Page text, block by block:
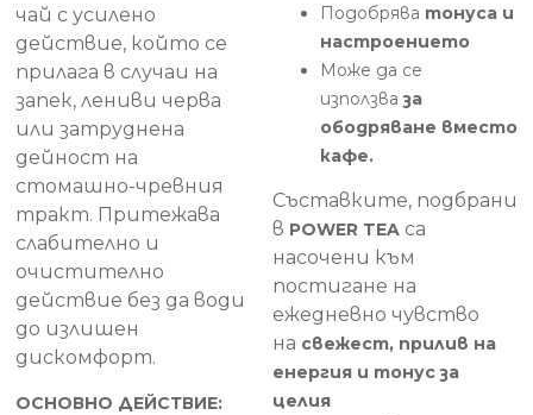
чай с усилено
действие, който се
прилага в случаи на
запек, лениви черва
или затруднена
дейност на
стомашно-чревния
тракт. Притежава
слабително и
очистително
действие без да води
до излишен
дискомфорт.
ОСНОВНО ДЕЙСТВИЕ:
Подобрява тонуса и
настроението
Може да се
използва за
ободряване вместо
кафе.
Съставките, подбрани
в POWER TEA са
насочени към
постигане на
ежедневно чувство
на свежест, прилив на
енергия и тонус за
целия